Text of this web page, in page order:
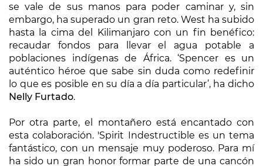
se vale de sus manos para poder caminar y, sin
embargo, ha superado un gran reto. West ha subido
hasta la cima del Kilimanjaro con un fin benéfico:
recaudar fondos para llevar el agua potable a
poblaciones indígenas de África. ‘Spencer es un
auténtico héroe que sabe sin duda como redefinir
lo que es posible en su día a día particular’, ha dicho
Nelly Furtado.
Por otra parte, el montañero está encantado con
esta colaboración. 'Spirit Indestructible es un tema
fantástico, con un mensaje muy poderoso. Para mí
ha sido un gran honor formar parte de una cancón